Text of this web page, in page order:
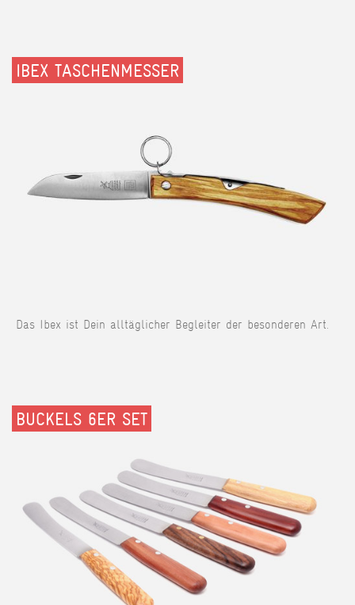
IBEX TASCHENMESSER
Das Ibex ist Dein alltäglicher Begleiter der besonderen Art.
BUCKELS 6ER SET